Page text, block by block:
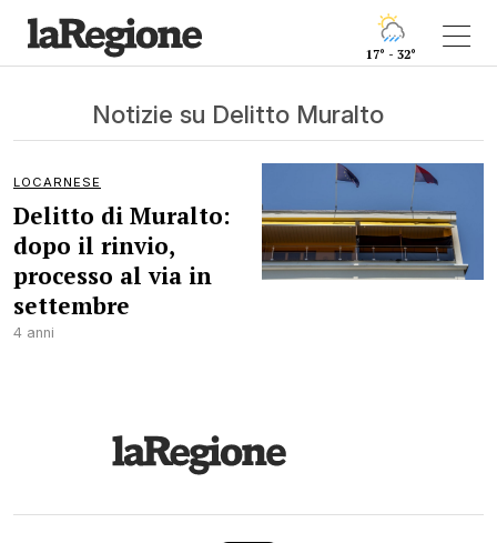
17° - 32°
Notizie su Delitto Muralto
LOCARNESE
Delitto di Muralto:
dopo il rinvio,
processo al via in
settembre
4 anni